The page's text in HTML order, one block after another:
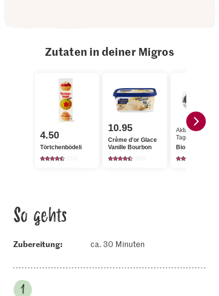
Zutaten in deiner Migros
4.50
Törtchenbödeli
10.95
Crème d'or Glace
Vanille Bourbon
Aktueller
Tagespreis
Bio Cassis
So gehts
Zubereitung: ca. 30 Minuten